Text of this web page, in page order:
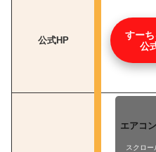
公式HP
すー
公
エアコ
スクロー